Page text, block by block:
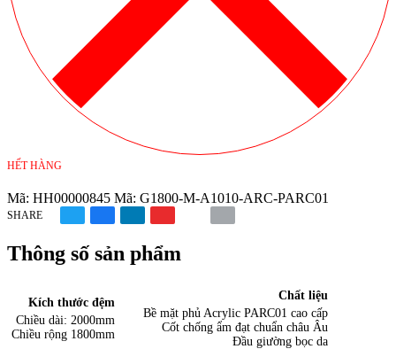
HẾT HÀNG
Mã: HH00000845 Mã: G1800-M-A1010-ARC-PARC01
SHARE
Thông số sản phẩm
Kích thước đệm
Chiều dài: 2000mm
Chiều rộng 1800mm
Chất liệu
Bề mặt phủ Acrylic PARC01 cao cấp
Cốt chống ẩm đạt chuẩn châu Âu
Đầu giường bọc da